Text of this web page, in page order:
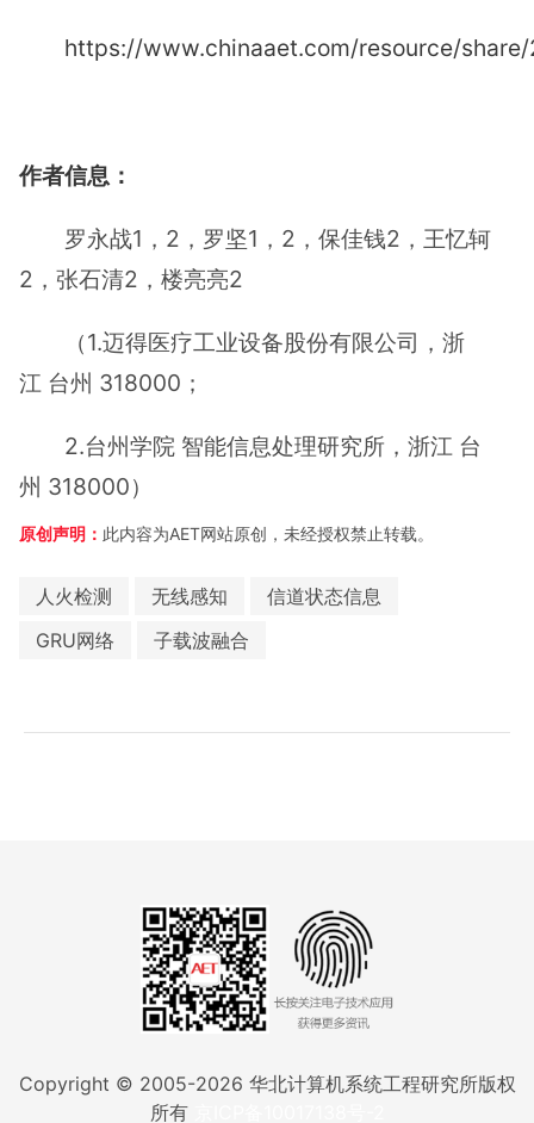
https://www.chinaaet.com/resource/
作者信息：
罗永战1，2，罗坚1，2，保佳钱2，王忆轲
2，张石清2，楼亮亮2
（1.迈得医疗工业设备股份有限公司，浙
江 台州 318000；
2.台州学院 智能信息处理研究所，浙江 台
州 318000）
原创声明： 此内容为AET网站原创，未经授权禁止转载。
人火检测 无线感知
信道状态信息
GRU网络
子载波融合
Copyright © 2005-2026 华北计算机系统工程研究所版权
所有